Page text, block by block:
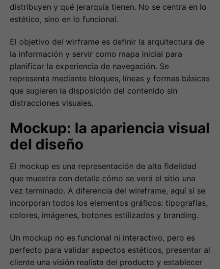
distribuyen y qué jerarquía tienen. No se centra en lo
estético, sino en lo funcional.
El objetivo del wirframe es definir la arquitectura de
la información y servir como mapa inicial para
planificar la experiencia de navegación. Se
representa mediante bloques, líneas y formas básicas
que sugieren la disposición del contenido sin
distracciones visuales.
Mockup: la apariencia visual
del diseño
El mockup es una representación de alta fidelidad
que muestra con detalle cómo se verá el sitio una
vez terminado. A diferencia del wireframe, aquí sí se
incorporan todos los elementos gráficos: tipografías,
colores, imágenes, botones estilizados y branding.
Un mockup no es funcional ni interactivo, pero es
perfecto para validar aspectos estéticos, presentar al
cliente una visión realista del producto y establecer